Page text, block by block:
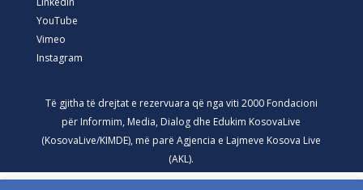
YouTube
Vimeo
Instagram
Të gjitha të drejtat e rezervuara që nga viti 2000 Fondacioni
për Informim, Media, Dialog dhe Edukim KosovaLive
(KosovaLive/KIMDE), më parë Agjencia e Lajmeve Kosova Live
(AKL).